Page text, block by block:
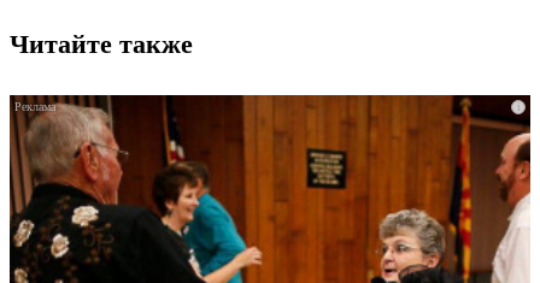
Читайте также
i